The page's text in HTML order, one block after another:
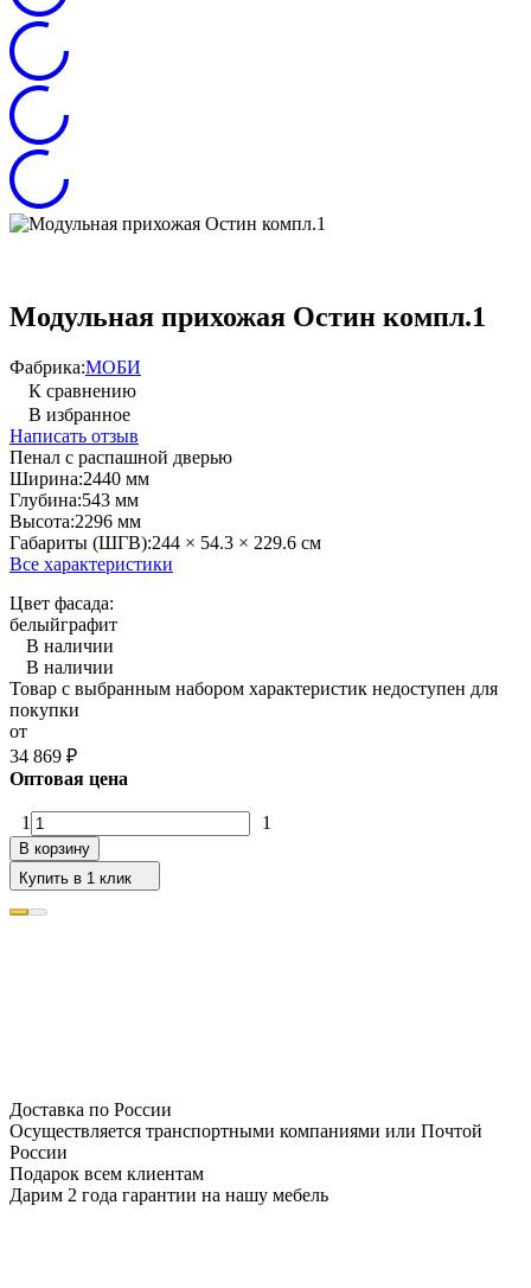
Модульная прихожая Остин компл.1
Фабрика:МОБИ
К сравнению
В избранное
Написать отзыв
Пенал с распашной дверью
Ширина:2440 мм
Глубина:543 мм
Высота:2296 мм
Габариты (ШГВ):244 × 54.3 × 229.6 см
Все характеристики
Цвет фасада:
белыйграфит
В наличии
В наличии
Товар с выбранным набором характеристик недоступен для
покупки
от
34 869 ₽
Оптовая цена
1 1
В корзину
Купить в 1 клик
Доставка по России
Осуществляется транспортными компаниями или Почтой
России
Подарок всем клиентам
Дарим 2 года гарантии на нашу мебель